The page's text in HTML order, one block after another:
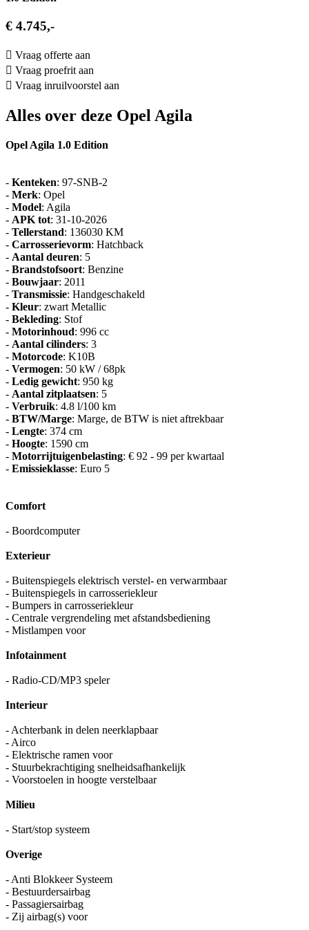
€ 4.745,-
Vraag offerte aan
Vraag proefrit aan
Vraag inruilvoorstel aan
Alles over deze Opel Agila
Opel Agila 1.0 Edition
- Kenteken: 97-SNB-2
- Merk: Opel
- Model: Agila
- APK tot: 31-10-2026
- Tellerstand: 136030 KM
- Carrosserievorm: Hatchback
- Aantal deuren: 5
- Brandstofsoort: Benzine
- Bouwjaar: 2011
- Transmissie: Handgeschakeld
- Kleur: zwart Metallic
- Bekleding: Stof
- Motorinhoud: 996 cc
- Aantal cilinders: 3
- Motorcode: K10B
- Vermogen: 50 kW / 68pk
- Ledig gewicht: 950 kg
- Aantal zitplaatsen: 5
- Verbruik: 4.8 l/100 km
- BTW/Marge: Marge, de BTW is niet aftrekbaar
- Lengte: 374 cm
- Hoogte: 1590 cm
- Motorrijtuigenbelasting: € 92 - 99 per kwartaal
- Emissieklasse: Euro 5
Comfort
- Boordcomputer
Exterieur
- Buitenspiegels elektrisch verstel- en verwarmbaar
- Buitenspiegels in carrosseriekleur
- Bumpers in carrosseriekleur
- Centrale vergrendeling met afstandsbediening
- Mistlampen voor
Infotainment
- Radio-CD/MP3 speler
Interieur
- Achterbank in delen neerklapbaar
- Airco
- Elektrische ramen voor
- Stuurbekrachtiging snelheidsafhankelijk
- Voorstoelen in hoogte verstelbaar
Milieu
- Start/stop systeem
Overige
- Anti Blokkeer Systeem
- Bestuurdersairbag
- Passagiersairbag
- Zij airbag(s) voor